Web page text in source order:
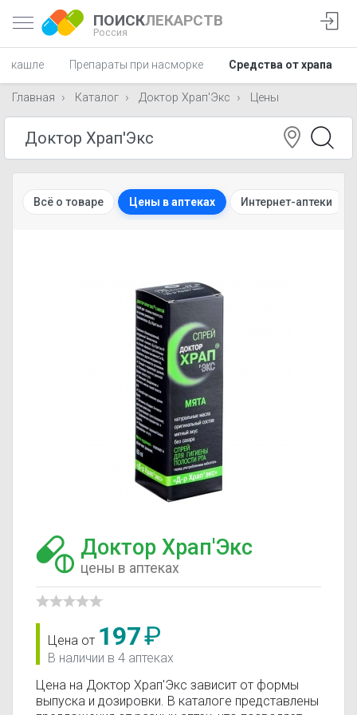
ПОИСКЛЕКАРСТВ
Россия
кашле Препараты при насморке Средства от храпа
Главная Каталог Доктор Храп'Экс Цены
Всё о товаре Цены в аптеках Интернет-аптеки
Доктор Храп'Экс
цены в аптеках
Цена от 197₽
В наличии в 4 аптеках
Цена на Доктор Храп'Экс зависит от формы
выпуска и дозировки. В каталоге представлены